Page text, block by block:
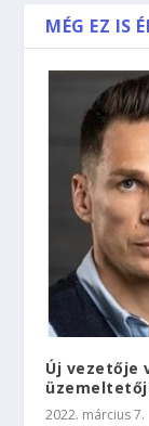
MÉG EZ IS
Új vezetője
2022. március 7.